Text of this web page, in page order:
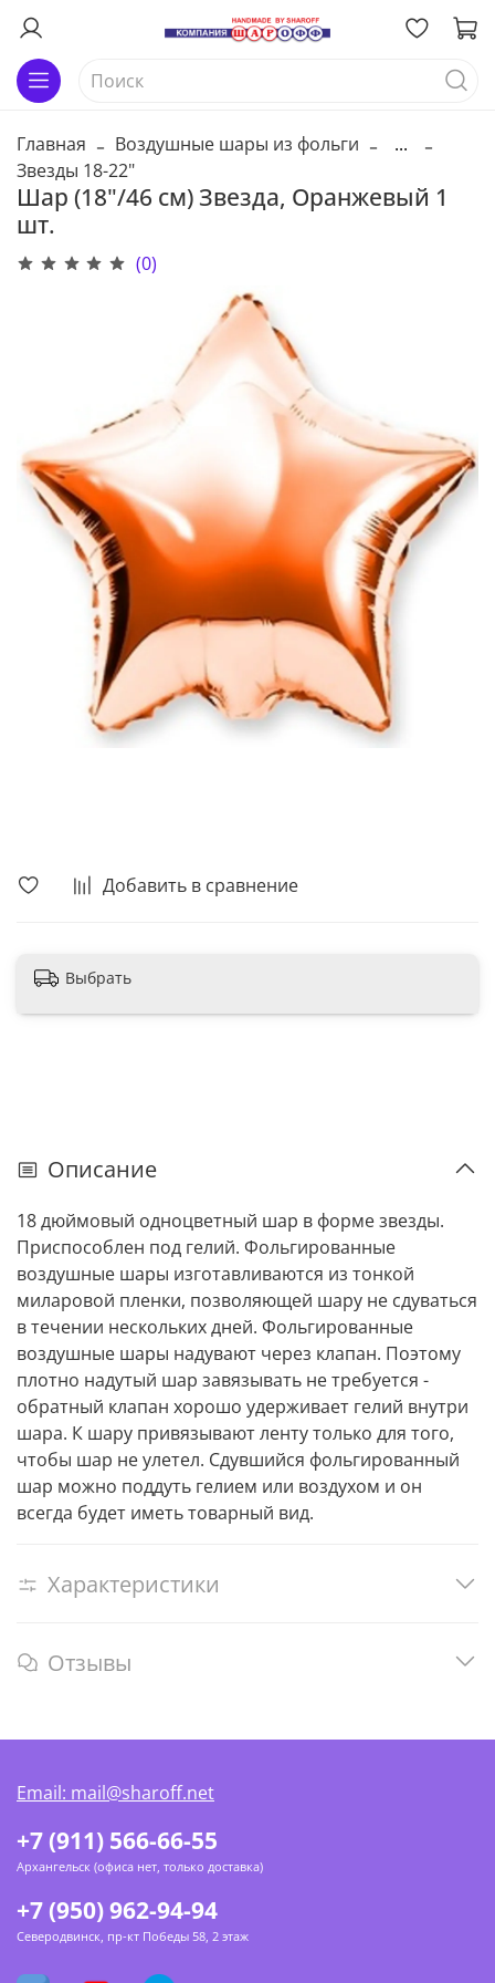
Главная Воздушные шары из фольги
...
Звезды 18-22"
Шар (18"/46 см) Звезда, Оранжевый 1
шт.
(0)
Добавить в сравнение
Выбрать
Описание
18 дюймовый одноцветный шар в форме звезды.
Приспособлен под гелий. Фольгированные
воздушные шары изготавливаются из тонкой
миларовой пленки, позволяющей шару не сдуваться
в течении нескольких дней. Фольгированные
воздушные шары надувают через клапан. Поэтому
плотно надутый шар завязывать не требуется -
обратный клапан хорошо удерживает гелий внутри
шара. К шару привязывают ленту только для того,
чтобы шар не улетел. Сдувшийся фольгированный
шар можно поддуть гелием или воздухом и он
всегда будет иметь товарный вид.
Характеристики
Отзывы
+7 (911) 566-66-55
Архангельск (офиса нет, только доставка)
+7 (950) 962-94-94
Северодвинск, пр-кт Победы 58, 2 этаж
Email: mail@sharoff.net